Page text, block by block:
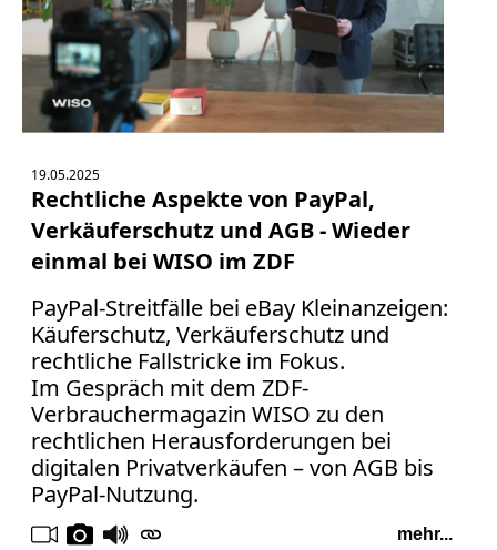
19.05.2025
Rechtliche Aspekte von PayPal,
Verkäuferschutz und AGB - Wieder
einmal bei WISO im ZDF
PayPal-Streitfälle bei eBay Kleinanzeigen:
Käuferschutz, Verkäuferschutz und
rechtliche Fallstricke im Fokus.
Im Gespräch mit dem ZDF-
Verbrauchermagazin WISO zu den
rechtlichen Herausforderungen bei
digitalen Privatverkäufen – von AGB bis
PayPal-Nutzung.
mehr...
Persönlichkeitsrecht
Print
Radio
Sportwetten
Tagesspiegel
Urheberrecht
Verbraucherrecht
Kanne
WDR
Werbung
Wettbewerbsrecht
ZDF
online
print